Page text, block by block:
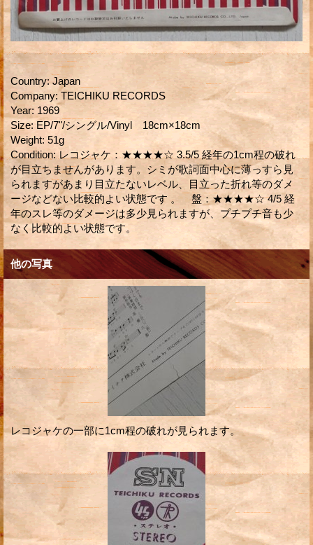
Country: Japan
Company: TEICHIKU RECORDS
Year: 1969
Size: EP/7"/シングル/Vinyl 18cm×18cm
Weight: 51g
Condition: レコジャケ：★★★★☆ 3.5/5 経年の1cm程の破れ
が目立ちませんがあります。シミが歌詞面中心に薄っすら見
られますがあまり目立たないレベル、目立った折れ等のダメ
ージなどない比較的よい状態です 。 盤：★★★★☆ 4/5 経
年のスレ等のダメージは多少見られますが、プチプチ音も少
なく比較的よい状態です。
他の写真
レコジャケの一部に1cm程の破れが見られます。